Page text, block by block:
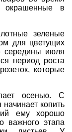
окрашенные в
зеленые
для цветущих
середины июля
период роста
которые
осенью. C
копить
ему хорошо
важного этапа